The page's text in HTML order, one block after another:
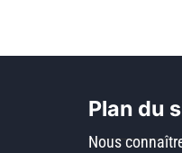
Plan du
Nous